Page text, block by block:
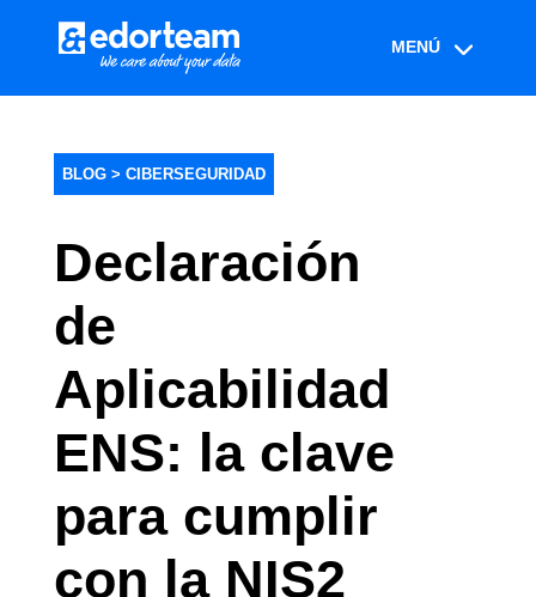
BLOG > CIBERSEGURIDAD
Declaración
de
Aplicabilidad
ENS: la clave
para cumplir
con la NIS2